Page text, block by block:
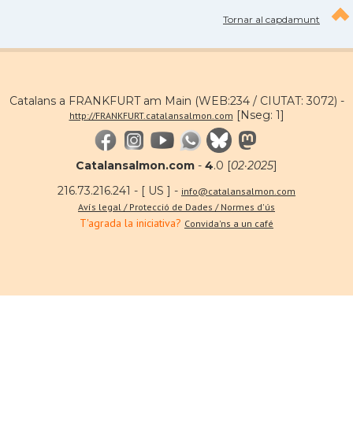
Tornar al capdamunt
Catalans a FRANKFURT am Main (WEB:234 / CIUTAT: 3072) -
http://FRANKFURT.catalansalmon.com [Nseg: 1]
Catalansalmon.com - 4.0 [02·2025]
216.73.216.241 - [ US ] - info@catalansalmon.com
Avís legal / Protecció de Dades / Normes d'ús
T'agrada la iniciativa? Convida'ns a un café